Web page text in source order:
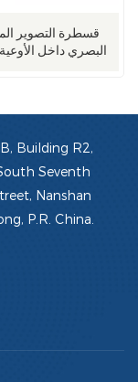
قسطرة التصوير
البصري داخل
Seventh
Nanshan
P.R. China.